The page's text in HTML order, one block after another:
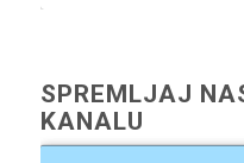
SPREMLJAJ
KANALU